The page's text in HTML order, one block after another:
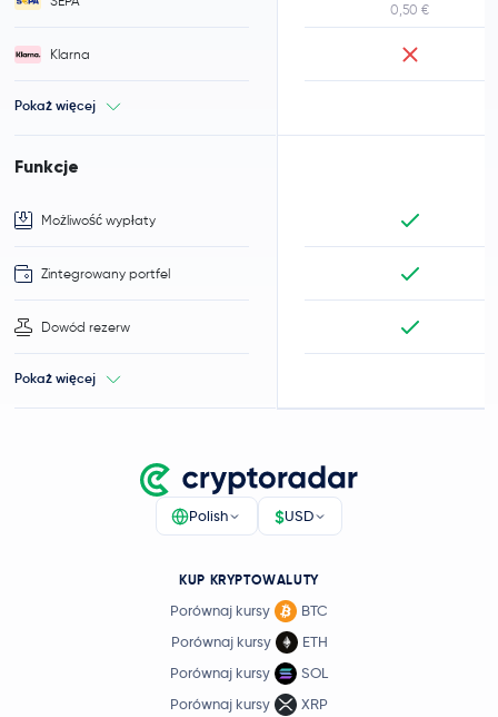
Klarna
Pokaż więcej
Funkcje
Możliwość wypłaty
Zintegrowany portfel
Dowód rezerw
Pokaż więcej
0,50 €
Polish $USD
KUP KRYPTOWALUTY
Porównaj kursy
BTC
Porównaj kursy
ETH
Porównaj kursy
SOL
Porównaj kursy
XRP